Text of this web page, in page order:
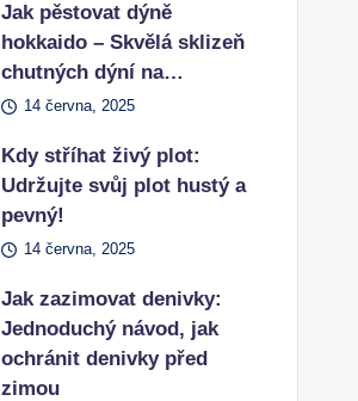
Jak pěstovat dýně
hokkaido – Skvělá sklizeň
chutných dýní na…
14 června, 2025
Kdy stříhat živý plot:
Udržujte svůj plot hustý a
pevný!
14 června, 2025
Jak zazimovat denivky:
Jednoduchý návod, jak
ochránit denivky před
zimou